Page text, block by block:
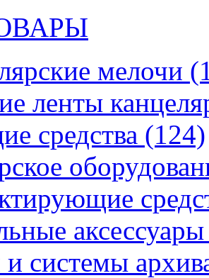
мелочи
ленты
средства (124)
системы